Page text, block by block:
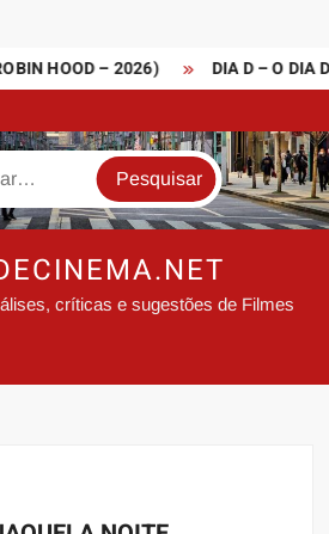
HOOD – 2026) DIA D – O DIA
críticas e sugestões de Filmes